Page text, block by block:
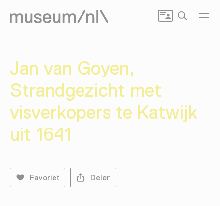
Zoeken
Jan van Goyen,
Strandgezicht met
visverkopers te Katwijk
uit 1641
Favoriet Delen